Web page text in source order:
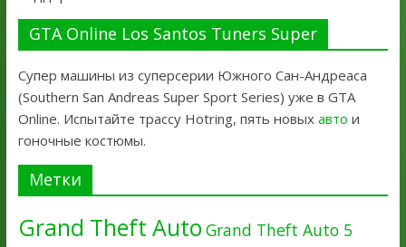
GTA Online Los Santos Tuners Super
Супер машины из суперсерии Южного Сан-Андреаса
(Southern San Andreas Super Sport Series) уже в GTA
Online. Испытайте трассу Hotring, пять новых авто и
гоночные костюмы.
Метки
Grand Theft Auto Grand Theft Auto 5